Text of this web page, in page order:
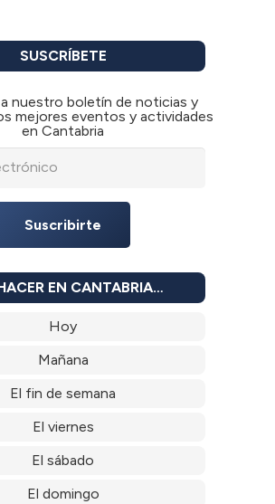
SUSCRÍBETE
nuestro boletín de noticias y
mejores eventos y actividades
en Cantabria
Suscribirte
EN CANTABRIA…
Hoy
Mañana
El fin de semana
El viernes
El sábado
El domingo